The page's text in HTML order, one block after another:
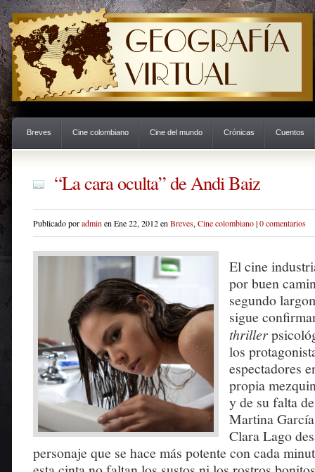
Breves Cine colombiano Cine del mundo Crónicas Cuentos
“La cara oculta” de Andi Baiz
Publicado poradmin en Ene 22, 2012 en Breves, Cine colombiano|0 comentarios
El cine
por buen
segundo
sigue
thriller
los
espectadores
propia
y de su falta
Martina
Clara Lago
personaje que se hace más potente con cada